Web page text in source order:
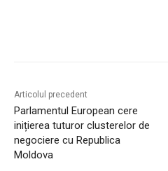
Articolul precedent
Parlamentul European cere
inițierea tuturor clusterelor de
negociere cu Republica
Moldova